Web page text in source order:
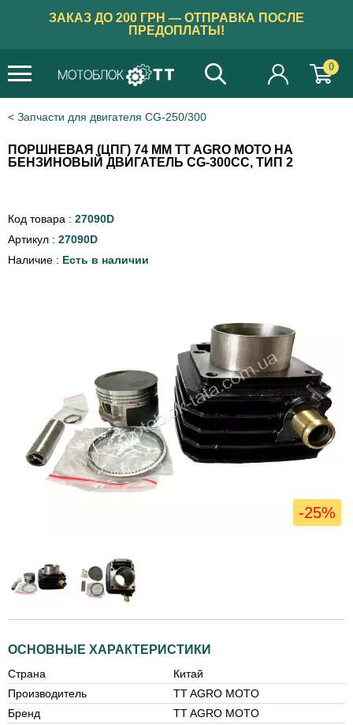
ЗАКАЗ ДО 200 ГРН — ОТПРАВКА ПОСЛЕ
ПРЕДОПЛАТЫ!
0
Запчасти для двигателя CG-250/300
ПОРШНЕВАЯ (ЦПГ) 74 ММ TT AGRO MOTO НА
БЕНЗИНОВЫЙ ДВИГАТЕЛЬ CG-300CC, ТИП 2
Код товара : 27090D
Артикул : 27090D
Наличие : Есть в наличии
-25%
ОСНОВНЫЕ ХАРАКТЕРИСТИКИ
Страна
Китай
Производитель
TT AGRO MOTO
Бренд
TT AGRO MOTO
×
ТАК